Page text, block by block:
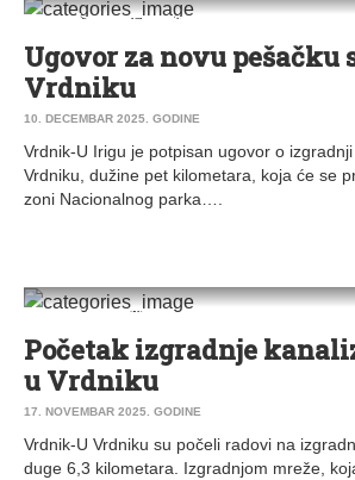
DRUŠTVO VESTI IRIG
Ugovor za novu pešačku
Vrdniku
10. DECEMBAR 2025. GODINE
Vrdnik-U Irigu je potpisan ugovor o
Vrdniku, dužine pet kilometara, koja će se
zoni Nacionalnog parka….
VESTI| VRDNIK
Početak izgradnje
u Vrdniku
17. NOVEMBAR 2025. GODINE
Vrdnik-U Vrdniku su počeli radovi na
duge 6,3 kilometara. Izgradnjom mreže,